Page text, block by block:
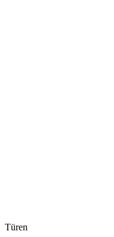
Türen